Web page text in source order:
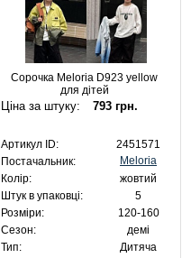
Сорочка Meloria D923 yellow
для дітей
Ціна за штуку: 793 грн.
Артикул ID:
2451571
Постачальник:
Meloria
Колір:
жовтий
Штук в упаковці:
5
Розміри:
120-160
Сезон:
демі
Тип:
Дитяча